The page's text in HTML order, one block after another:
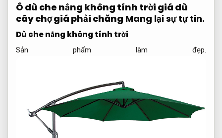
Ô dù che nắng không tính trời giá dù
cây chợ giá phải chăng Mang lại sự tự tin.
Dù che nắng không tính trời
Sản phẩm làm đẹp.